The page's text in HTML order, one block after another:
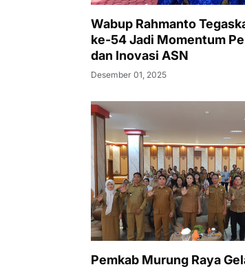
Wabup Rahmanto
ke-54 Jadi Momentum
dan Inovasi ASN
Desember 01, 2025
Pemkab Murung Raya